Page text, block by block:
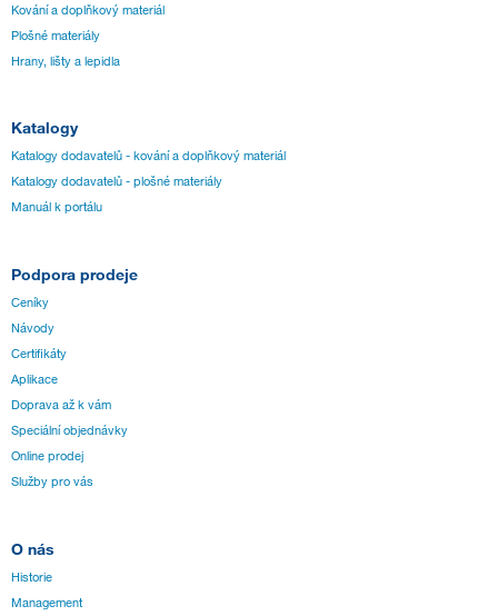
Kování a doplňkový materiál
Plošné materiály
Hrany, lišty a lepidla
Katalogy
Katalogy dodavatelů - kování a doplňkový materiál
Katalogy dodavatelů - plošné materiály
Manuál k portálu
Podpora prodeje
Ceníky
Návody
Certifikáty
Aplikace
Doprava až k vám
Speciální objednávky
Online prodej
Služby pro vás
O nás
Historie
Management